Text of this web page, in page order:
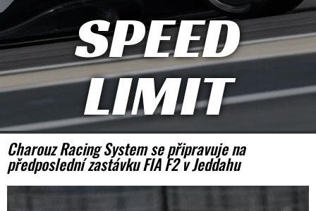
SPEED
LIMIT
Charouz Racing System se připravuje na
předposlední zastávku FIA F2 v Jeddahu